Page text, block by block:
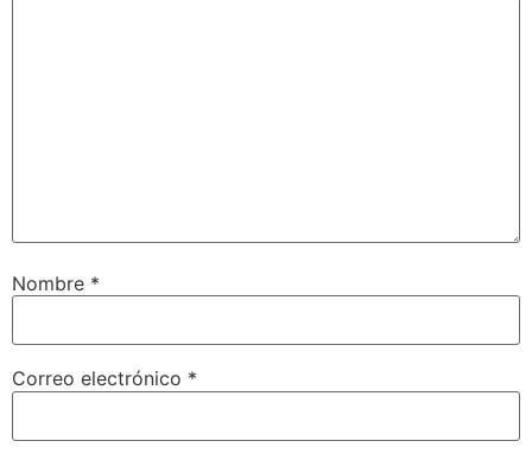
Nombre *
Correo electrónico *